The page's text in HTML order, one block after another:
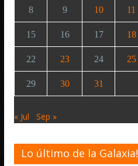
8 9 10 11
15 16 17 18
22 23 24 25
29 30 31
« Jul Sep »
Lo último de la Galaxia!